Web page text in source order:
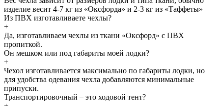
изделие весит 4-7 кг из «Оксфорда» и 2-3 кг из «Таффеты»
Из ПВХ изготавливаете чехлы?
+
Да, изготавливаем чехлы из ткани «Оксфорд» с ПВХ
пропиткой.
Он мешком или под габариты моей лодки?
+
Чехол изготавливается максимально по габариты лодки, но
для удобства одевания чехла добавляются минимальные
припуски.
Транспортировочный – это ходовой тент?